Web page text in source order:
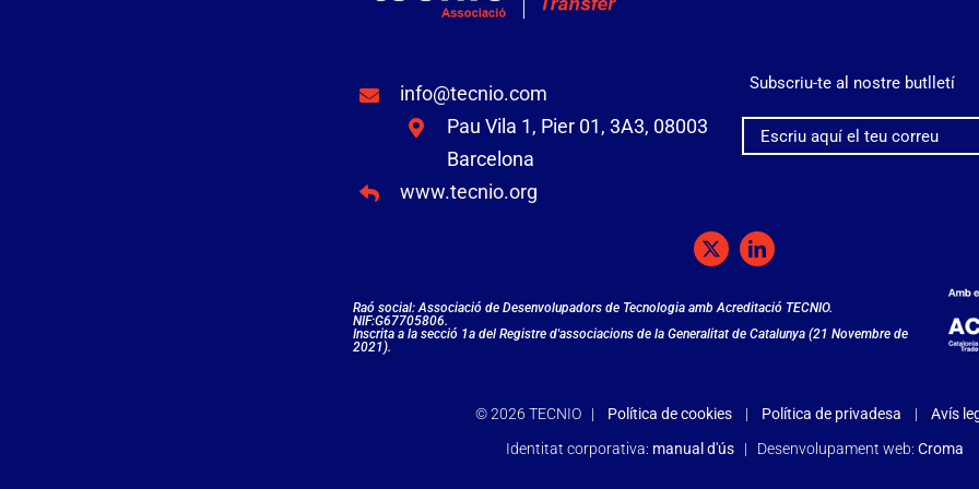
info@tecnio.com
Pau Vila 1, Pier 01, 3A3, 08003
Barcelona
www.tecnio.org
Subscriu-te al nostre butlletí
Raó social: Associació de Desenvolupadors de Tecnologia amb Acreditació TECNIO.
NIF:G67705806.
Inscrita a la secció 1a del Registre d'associacions de la Generalitat de Catalunya (21 Novembre de
2021).
©2026 TECNIO | Política de cookies | Política de privadesa |
Avís
Identitat corporativa: manual d'ús| Desenvolupament web: Croma